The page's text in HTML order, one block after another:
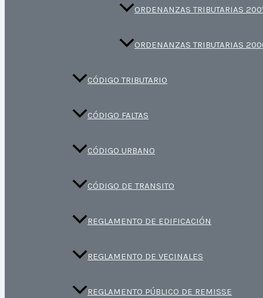
ORDENANZAS TRIBUTARIAS 2001
ORDENANZAS TRIBUTARIAS
CÓDIGO TRIBUTARIO
CÓDIGO FALTAS
CÓDIGO URBANO
CÓDIGO DE TRANSITO
REGLAMENTO DE EDIFICACIÓN
REGLAMENTO DE VECINALES
REGLAMENTO PÚBLICO DE REMISSE